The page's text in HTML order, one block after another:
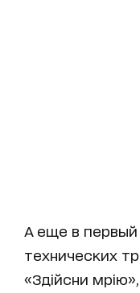
А еще в
технических
«Здійсни